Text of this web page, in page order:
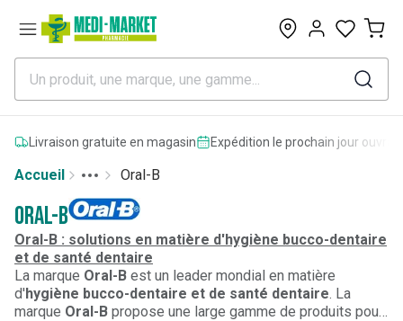
0
Livraison gratuite en magasin Expédition le prochain jour
Accueil
More
Toggle menu
Oral-B
Oral-B
Oral-B : solutions en matière d'hygiène bucco-dentaire
et de santé dentaire
La marque Oral-B est un leader mondial en matière
d'hygiène bucco-dentaire et de santé dentaire. La
marque Oral-B propose une large gamme de produits pour